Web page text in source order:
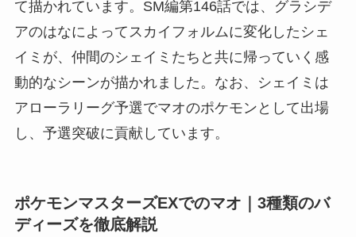
て描かれています。SM編第146話では、グラシデ
アのはなによってスカイフォルムに変化したシェ
イミが、仲間のシェイミたちと共に帰っていく感
動的なシーンが描かれました。なお、シェイミは
アローラリーグ予選でマオのポケモンとして出場
し、予選突破に貢献しています。
ポケモンマスターズEXでのマオ｜3種類のバ
ディーズを徹底解説